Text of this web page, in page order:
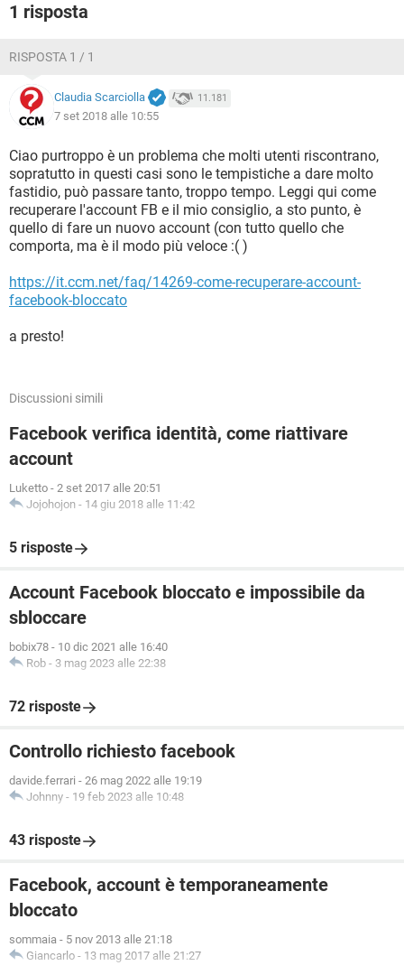
1 risposta
RISPOSTA 1 / 1
Claudia Scarciolla 11.181
7 set 2018 alle 10:55
Ciao purtroppo è un problema che molti utenti riscontrano,
sopratutto in questi casi sono le tempistiche a dare molto
fastidio, può passare tanto, troppo tempo. Leggi qui come
recuperare l'account FB e il mio consiglio, a sto punto, è
quello di fare un nuovo account (con tutto quello che
comporta, ma è il modo più veloce :( )
https://it.ccm.net/faq/14269-come-recuperare-account-
facebook-bloccato
a presto!
Discussioni simili
Facebook verifica identità, come riattivare
account
Luketto - 2 set 2017 alle 20:51
Jojohojon - 14 giu 2018 alle 11:42
5 risposte
Account Facebook bloccato e impossibile da
sbloccare
bobix78 - 10 dic 2021 alle 16:40
Rob - 3 mag 2023 alle 22:38
72 risposte
Controllo richiesto facebook
davide.ferrari - 26 mag 2022 alle 19:19
Johnny - 19 feb 2023 alle 10:48
43 risposte
Facebook, account è temporaneamente
bloccato
sommaia - 5 nov 2013 alle 21:18
Giancarlo - 13 mag 2017 alle 21:27